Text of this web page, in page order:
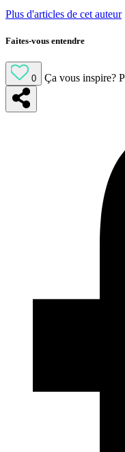
Plus d'articles de cet auteur
Faites-vous entendre
0 Ça vous inspire?